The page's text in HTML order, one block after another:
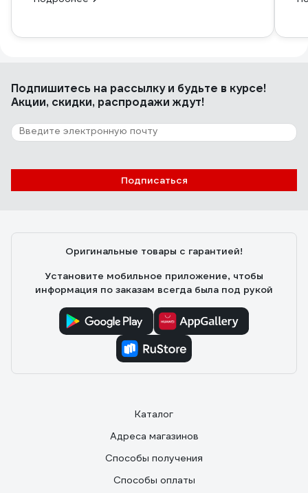
Подпишитесь на рассылкуи будьте в курсе!
Акции, скидки, распродажи ждут!
Подписаться
Оригинальные товары с гарантией!
Установите мобильное приложение, чтобы
информация по заказам всегда была под рукой
Каталог
Адреса магазинов
Способы получения
Способы оплаты